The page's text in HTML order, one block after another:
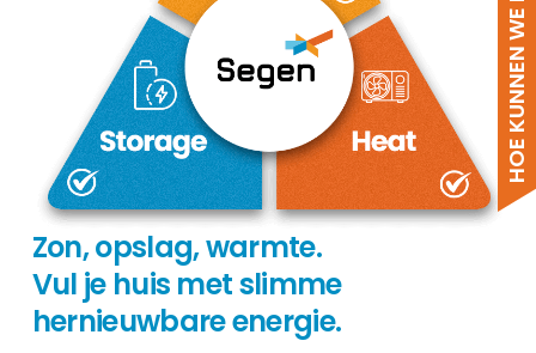
Zon, opslag, warmte.
Vul je huis met slimme
hernieuwbare energie.